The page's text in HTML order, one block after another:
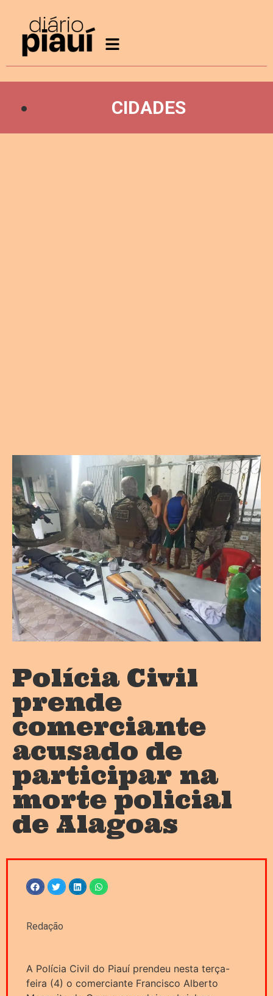
CIDADES
Polícia Civil
prende
comerciante
acusado de
participar na
morte policial
de Alagoas
Redação
A Polícia Civil do Piauí prendeu nesta terça-
feira (4) o comerciante Francisco Alberto